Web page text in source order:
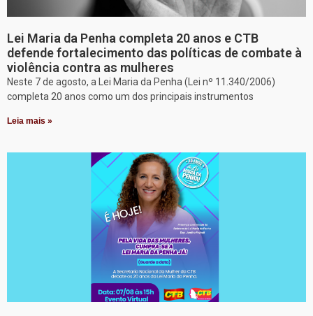
Lei Maria da Penha completa 20 anos e CTB
defende fortalecimento das políticas de combate à
violência contra as mulheres
Neste 7 de agosto, a Lei Maria da Penha (Lei nº 11.340/2006)
completa 20 anos como um dos principais instrumentos
Leia mais »